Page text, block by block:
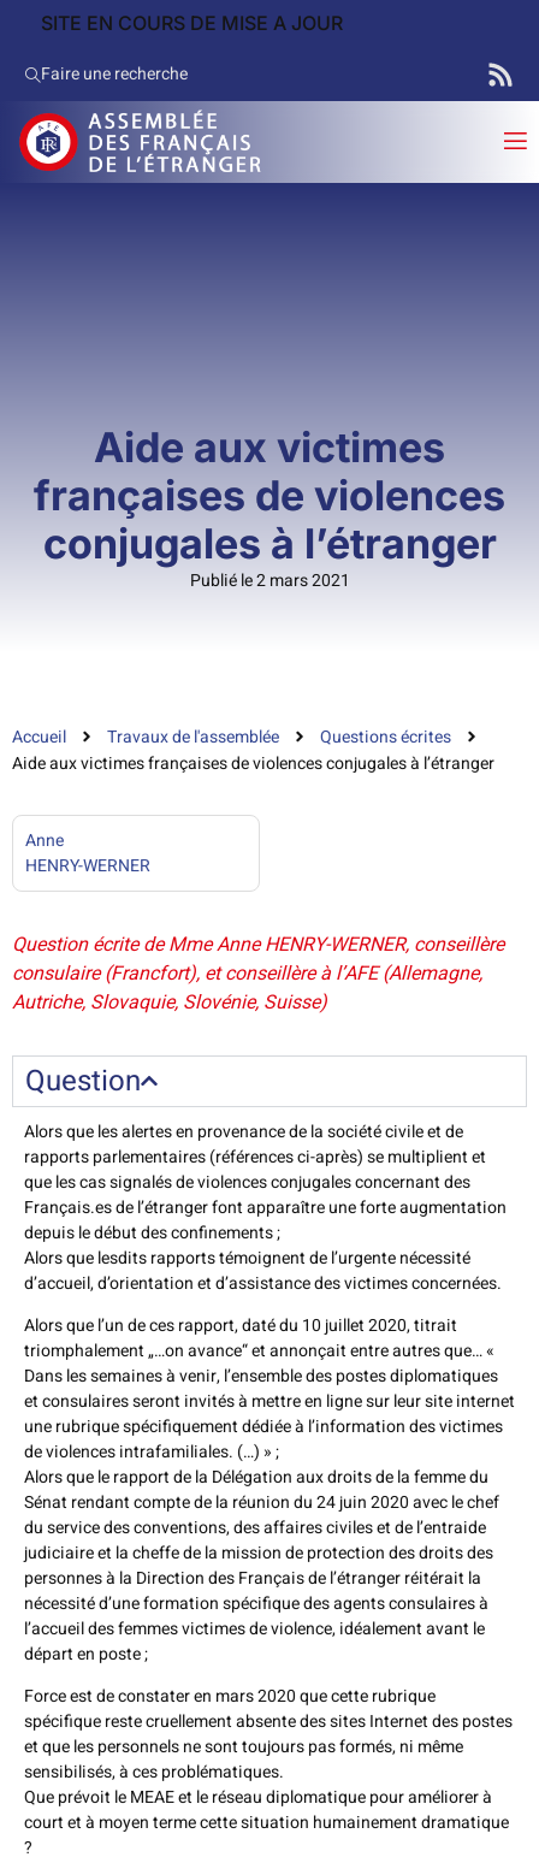
SITE EN COURS DE MISE A JOUR
Faire une recherche
Aide aux victimes
françaises de violences
conjugales à l’étranger
Publié le 2 mars 2021
Accueil Travaux de l'assemblée
Questions écrites
Aide aux victimes françaises de violences conjugales à l’étranger
Anne
HENRY-WERNER
Question écrite de Mme Anne HENRY-WERNER, conseillère
consulaire (Francfort), et conseillère à l’AFE (Allemagne,
Autriche, Slovaquie, Slovénie, Suisse)
Question
Alors que les alertes en provenance de la société civile et de
rapports parlementaires (références ci-après) se multiplient et
que les cas signalés de violences conjugales concernant des
Français.es de l’étranger font apparaître une forte augmentation
depuis le début des confinements ;
Alors que lesdits rapports témoignent de l’urgente nécessité
d’accueil, d’orientation et d’assistance des victimes concernées.
Alors que l’un de ces rapport, daté du 10 juillet 2020, titrait
triomphalement „…on avance“ et annonçait entre autres que… «
Dans les semaines à venir, l’ensemble des postes diplomatiques
et consulaires seront invités à mettre en ligne sur leur site internet
une rubrique spécifiquement dédiée à l’information des victimes
de violences intrafamiliales. (…) » ;
Alors que le rapport de la Délégation aux droits de la femme du
Sénat rendant compte de la réunion du 24 juin 2020 avec le chef
du service des conventions, des affaires civiles et de l’entraide
judiciaire et la cheffe de la mission de protection des droits des
personnes à la Direction des Français de l’étranger réitérait la
nécessité d’une formation spécifique des agents consulaires à
l’accueil des femmes victimes de violence, idéalement avant le
départ en poste ;
Force est de constater en mars 2020 que cette rubrique
spécifique reste cruellement absente des sites Internet des postes
et que les personnels ne sont toujours pas formés, ni même
sensibilisés, à ces problématiques.
Que prévoit le MEAE et le réseau diplomatique pour améliorer à
court et à moyen terme cette situation humainement dramatique
?